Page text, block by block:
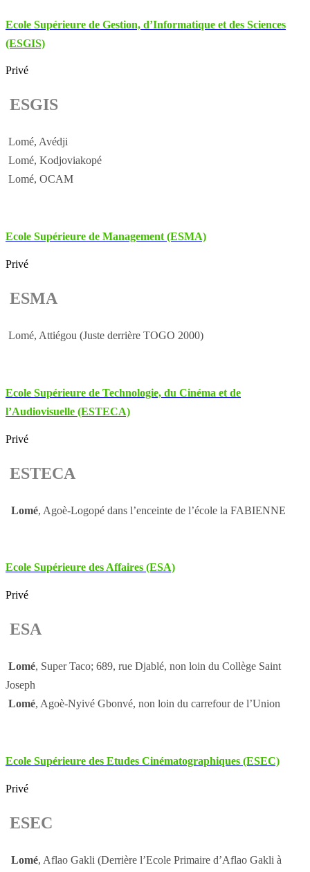
Ecole Supérieure de Gestion, d’Informatique et des Sciences
(ESGIS)
Privé
ESGIS
Lomé, Avédji
Lomé, Kodjoviakopé
Lomé, OCAM
Ecole Supérieure de Management (ESMA)
Privé
ESMA
Lomé, Attiégou (Juste derrière TOGO 2000)
Ecole Supérieure de Technologie, du Cinéma et de
l’Audiovisuelle (ESTECA)
Privé
ESTECA
Lomé, Agoè-Logopé dans l’enceinte de l’école la FABIENNE
Ecole Supérieure des Affaires (ESA)
Privé
ESA
Lomé, Super Taco; 689, rue Djablé, non loin du Collège Saint
Joseph
Lomé, Agoè-Nyivé Gbonvé, non loin du carrefour de l’Union
Ecole Supérieure des Etudes Cinématographiques (ESEC)
Privé
ESEC
Lomé, Aflao Gakli (Derrière l’Ecole Primaire d’Aflao Gakli à